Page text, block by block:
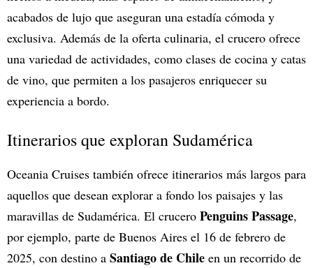
acabados de lujo que aseguran una estadía cómoda y
exclusiva. Además de la oferta culinaria, el crucero ofrece
una variedad de actividades, como clases de cocina y catas
de vino, que permiten a los pasajeros enriquecer su
experiencia a bordo.
Itinerarios que exploran Sudamérica
Oceania Cruises también ofrece itinerarios más largos para
aquellos que desean explorar a fondo los paisajes y las
maravillas de Sudamérica. El crucero Penguins Passage,
por ejemplo, parte de Buenos Aires el 16 de febrero de
2025, con destino a Santiago de Chile en un recorrido de